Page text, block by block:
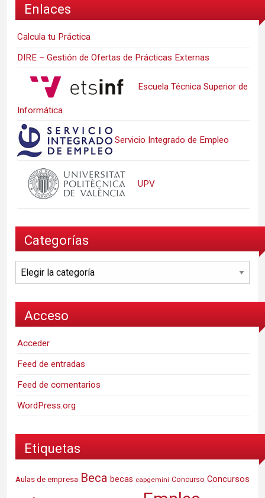
Enlaces
Calcula tu Práctica
DIRE – Gestión de Ofertas de Prácticas Externas
Escuela Técnica Superior de
Informática
Servicio Integrado de Empleo
UPV
Categorías
Categorías
Acceso
Acceder
Feed de entradas
Feed de comentarios
WordPress.org
Etiquetas
Aulas de empresa Beca becas capgemini Concurso Concursos